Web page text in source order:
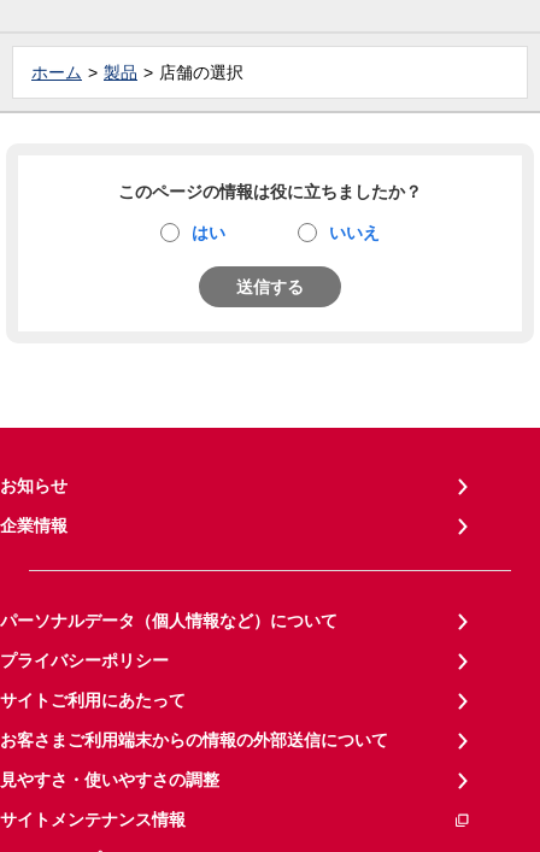
ホーム 製品 店舗の選択
このページの情報は役に立ちましたか？
はい いいえ
送信する
お知らせ
企業情報
パーソナルデータ（個人情報など）について
プライバシーポリシー
サイトご利用にあたって
お客さまご利用端末からの情報の外部送信について
見やすさ・使いやすさの調整
サイトメンテナンス情報